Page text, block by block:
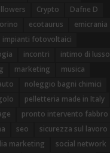
Crypto
Dafne D
ecotaurus
emicrania
impianti fotovoltaici
incontri
intimo di lusso
marketing
musica
noleggio bagni chimici
pelletteria made in Italy
pronto intervento fabbro
seo
sicurezza sul lavoro
marketing
social network